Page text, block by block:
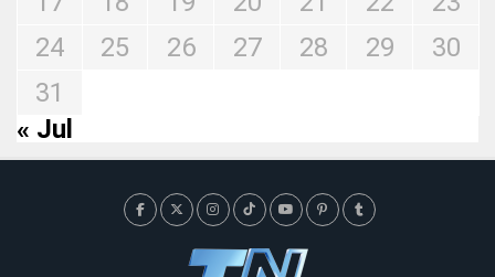
24
25 26 27 28 29
30
31
« Jul